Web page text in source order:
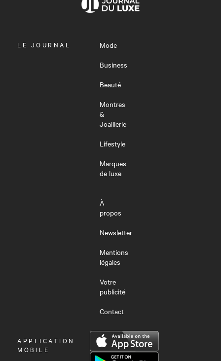
OUVRIR
LE JOURNAL
Mode
Business
Beauté
Montres
&
Joaillerie
Lifestyle
Marques
de luxe
À
propos
Newsletter
Mentions
légales
Votre
publicité
Contact
OUVRIR
LE
APPLICATION
MOBILE